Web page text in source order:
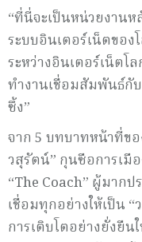
“ที่นี่จะเป็นหน่วยงาน
ระบบอินเตอร์เน็ตขอ
ระหว่างอินเตอร์เน็ตโ
ทำงานเชื่อมสัมพันธ์กั
ซึ้ง”
จาก 5 บทบาทหน้าที่ขอ
วสุรัตน์” กุนซือการเมื
“The Coach” ผู้มาก
เชื่อมทุกอย่างให้เป็น
การเติบโตอย่างยั่งยืน